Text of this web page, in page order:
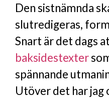
Den sistnämnda
slutredigeras,
Snart är det dags
baksidestexter
spännande
Utöver det har jag